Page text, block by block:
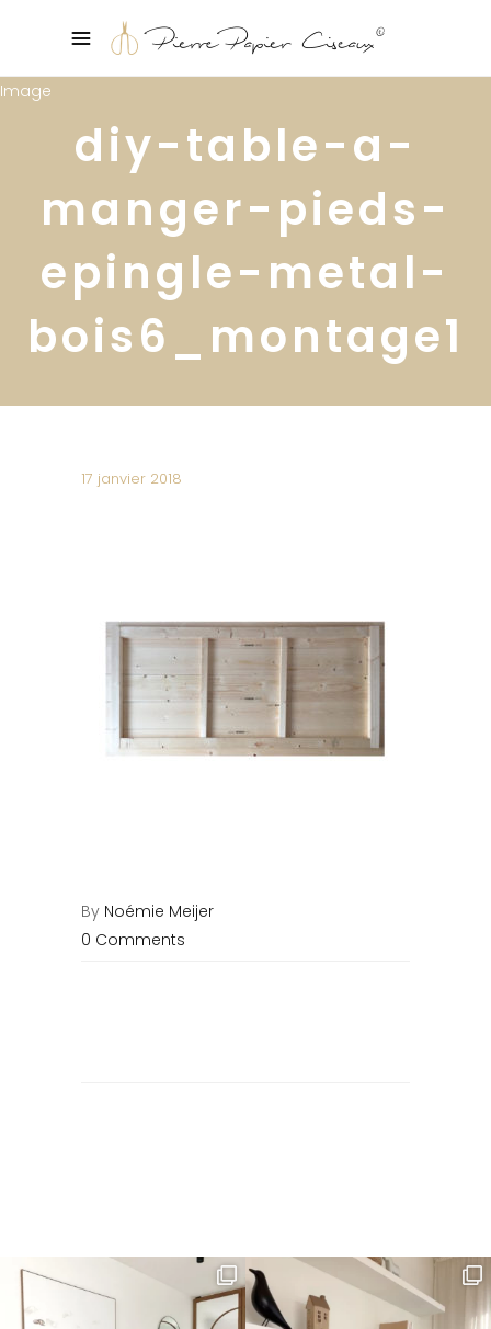
diy-table-a-
manger-pieds-
epingle-metal-
bois6_montage1
17 janvier 2018
By Noémie Meijer
0 Comments